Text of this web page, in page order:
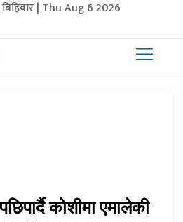
| Thu Aug 6 2026
कोशीमा एमालेकी